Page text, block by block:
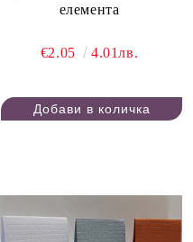
елемента
€2.05 4.01лв.